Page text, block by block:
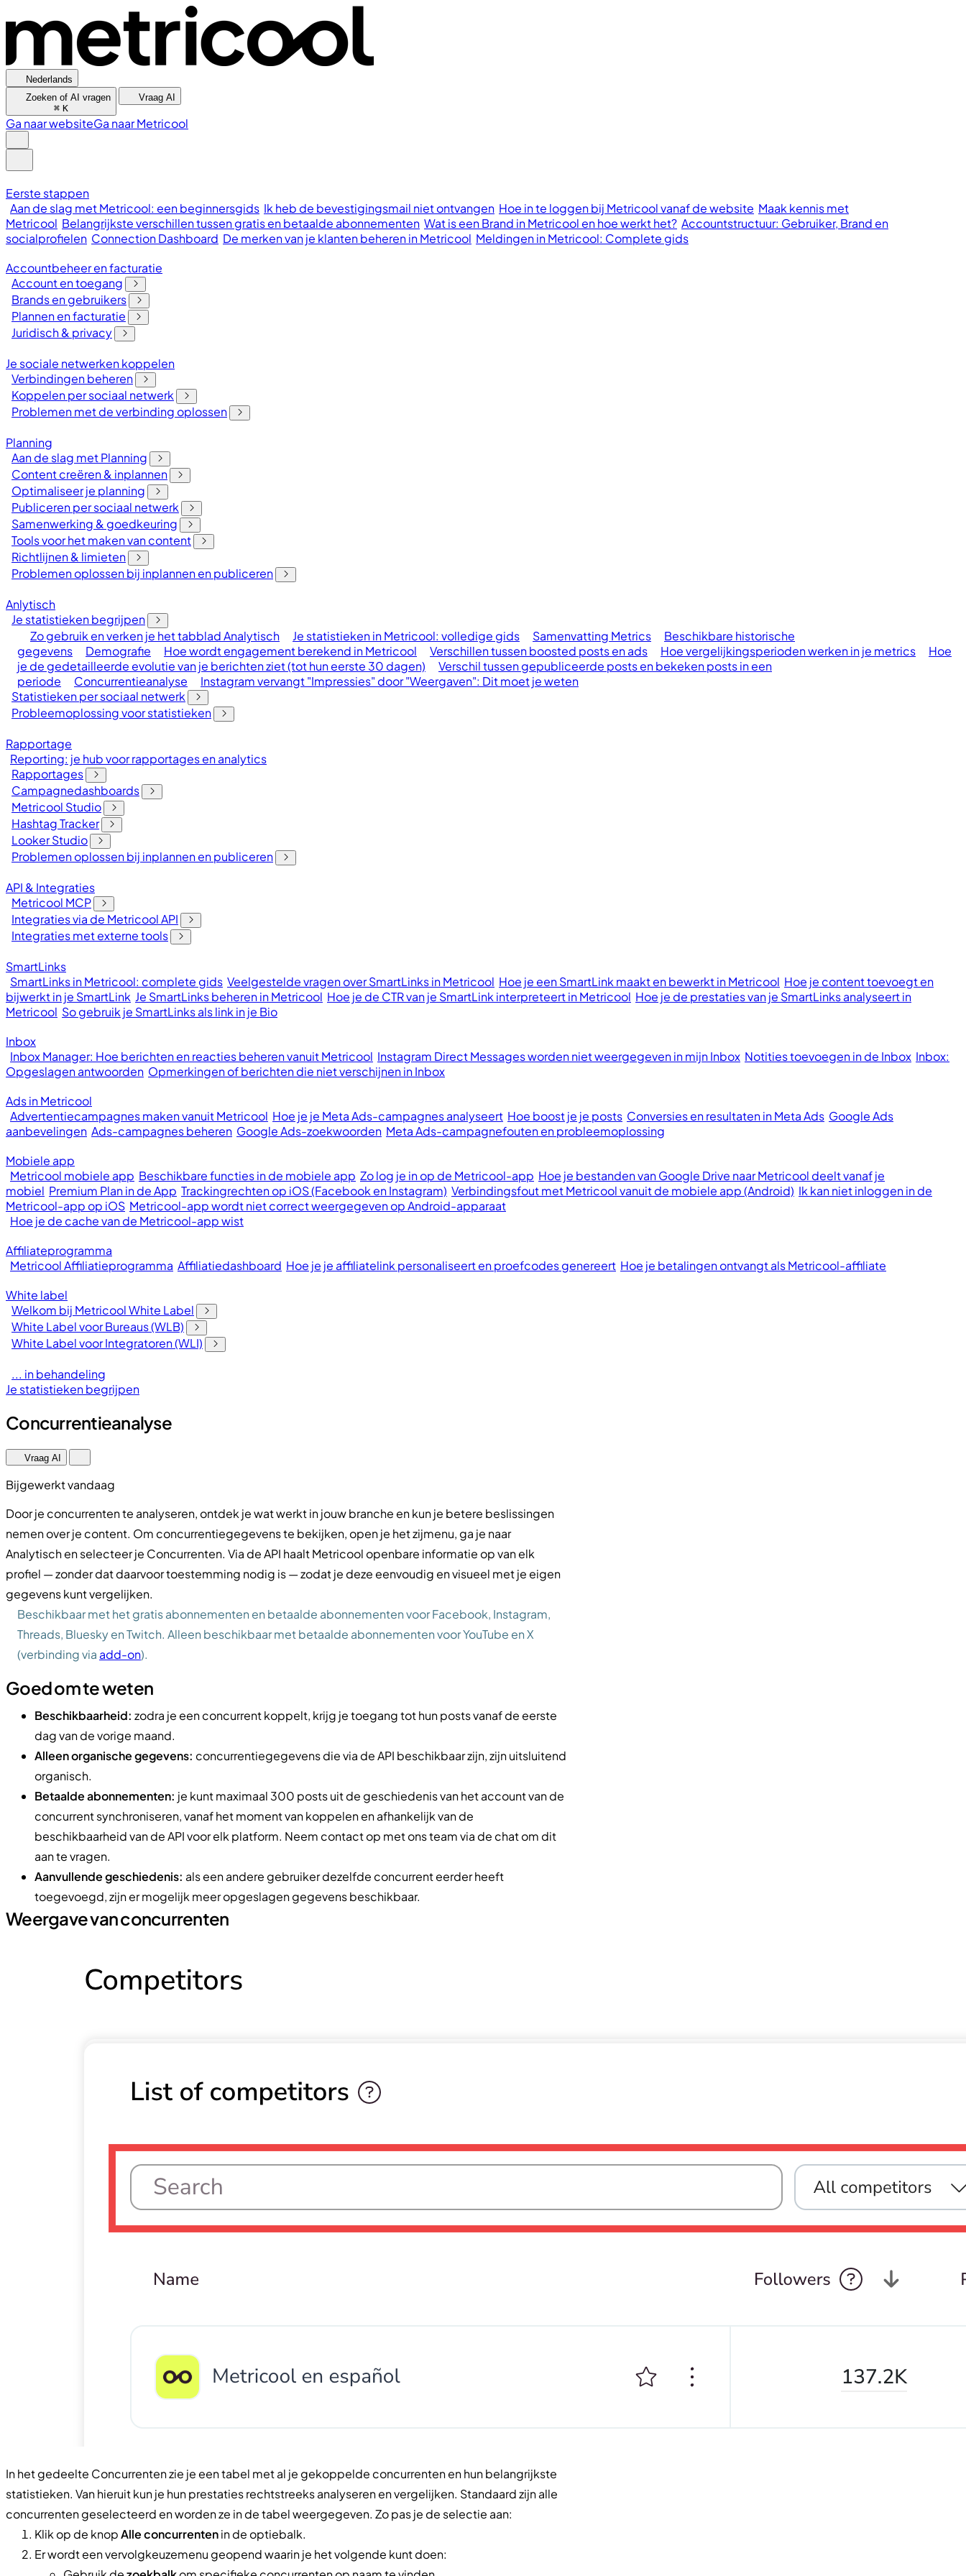
Nederlands
Zoeken of AI vragen
⌘ K
Vraag AI
Ga naar websiteGa naar Metricool
Eerste stappen
Aan de slag met Metricool: een beginnersgids Ik heb de bevestigingsmail niet ontvangen Hoe in te loggen bij Metricool vanaf de website Maak kennis met
Metricool Belangrijkste verschillen tussen gratis en betaalde abonnementen Wat is een Brand in Metricool en hoe werkt het? Accountstructuur: Gebruiker, Brand en
socialprofielen Connection Dashboard De merken van je klanten beheren in Metricool Meldingen in Metricool: Complete gids
Accountbeheer en facturatie
Account en toegang
Brands en gebruikers
Plannen en facturatie
Juridisch & privacy
Je sociale netwerken koppelen
Verbindingen beheren
Koppelen per sociaal netwerk
Problemen met de verbinding oplossen
Planning
Aan de slag met Planning
Content creëren & inplannen
Optimaliseer je planning
Publiceren per sociaal netwerk
Samenwerking & goedkeuring
Tools voor het maken van content
Richtlijnen & limieten
Problemen oplossen bij inplannen en publiceren
Anlytisch
Je statistieken begrijpen
Zo gebruik en verken je het tabblad Analytisch
Je statistieken in Metricool: volledige gids Samenvatting Metrics
Beschikbare historische
gegevens
Demografie Hoe wordt engagement berekend in Metricool Verschillen tussen boosted posts en ads Hoe vergelijkingsperioden werken in je metrics
Hoe
je de gedetailleerde evolutie van je berichten ziet (tot hun eerste 30 dagen)
Verschil tussen gepubliceerde posts en bekeken posts in een
periode
Concurrentieanalyse
Instagram vervangt "Impressies" door "Weergaven": Dit moet je weten
Statistieken per sociaal netwerk
Probleemoplossing voor statistieken
Rapportage
Reporting: je hub voor rapportages en analytics
Rapportages
Campagnedashboards
Metricool Studio
Hashtag Tracker
Looker Studio
Problemen oplossen bij inplannen en publiceren
API & Integraties
Metricool MCP
Integraties via de Metricool API
Integraties met externe tools
SmartLinks
SmartLinks in Metricool: complete gids Veelgestelde vragen over SmartLinks in Metricool Hoe je een SmartLink maakt en bewerkt in Metricool Hoe je content toevoegt en
bijwerkt in je SmartLink Je SmartLinks beheren in Metricool Hoe je de CTR van je SmartLink interpreteert in Metricool Hoe je de prestaties van je SmartLinks analyseert in
Metricool So gebruik je SmartLinks als link in je Bio
Inbox
Inbox Manager: Hoe berichten en reacties beheren vanuit Metricool Instagram Direct Messages worden niet weergegeven in mijn Inbox Notities toevoegen in de Inbox Inbox:
Opgeslagen antwoorden Opmerkingen of berichten die niet verschijnen in Inbox
Ads in Metricool
Advertentiecampagnes maken vanuit Metricool Hoe je je Meta Ads-campagnes analyseert Hoe boost je je posts Conversies en resultaten in Meta Ads Google Ads
aanbevelingen Ads-campagnes beheren Google Ads-zoekwoorden Meta Ads-campagnefouten en probleemoplossing
Mobiele app
Metricool mobiele app Beschikbare functies in de mobiele app Zo log je in op de Metricool-app Hoe je bestanden van Google Drive naar Metricool deelt vanaf je
mobiel Premium Plan in de App Trackingrechten op iOS (Facebook en Instagram) Verbindingsfout met Metricool vanuit de mobiele app (Android) Ik kan niet inloggen in de
Metricool-app op iOS Metricool-app wordt niet correct weergegeven op Android-apparaat
Hoe je de cache van de Metricool-app wist
Affiliateprogramma
Metricool Affiliatieprogramma Affiliatiedashboard Hoe je je affiliatelink personaliseert en proefcodes genereert Hoe je betalingen ontvangt als Metricool-affiliate
White label
Welkom bij Metricool White Label
White Label voor Bureaus (WLB)
White Label voor Integratoren (WLI)
... in behandeling
Je statistieken begrijpen
Concurrentieanalyse
Vraag AI
Bijgewerkt vandaag
Door je concurrenten te analyseren, ontdek je wat werkt in jouw branche en kun je betere beslissingen
nemen over je content. Om concurrentiegegevens te bekijken, open je het zijmenu, ga je naar
Analytisch en selecteer je Concurrenten. Via de API haalt Metricool openbare informatie op van elk
profiel — zonder dat daarvoor toestemming nodig is — zodat je deze eenvoudig en visueel met je eigen
gegevens kunt vergelijken.
Beschikbaar met het gratis abonnementen en betaalde abonnementen voor Facebook, Instagram,
Threads, Bluesky en Twitch. Alleen beschikbaar met betaalde abonnementen voor YouTube en X
(verbinding via add-on).
Goed om te weten
Beschikbaarheid: zodra je een concurrent koppelt, krijg je toegang tot hun posts vanaf de eerste
dag van de vorige maand.
Alleen organische gegevens: concurrentiegegevens die via de API beschikbaar zijn, zijn uitsluitend
organisch.
Betaalde abonnementen: je kunt maximaal 300 posts uit de geschiedenis van het account van de
concurrent synchroniseren, vanaf het moment van koppelen en afhankelijk van de
beschikbaarheid van de API voor elk platform. Neem contact op met ons team via de chat om dit
aan te vragen.
Aanvullende geschiedenis: als een andere gebruiker dezelfde concurrent eerder heeft
toegevoegd, zijn er mogelijk meer opgeslagen gegevens beschikbaar.
Weergave van concurrenten
In het gedeelte Concurrenten zie je een tabel met al je gekoppelde concurrenten en hun belangrijkste
statistieken. Van hieruit kun je hun prestaties rechtstreeks analyseren en vergelijken. Standaard zijn alle
concurrenten geselecteerd en worden ze in de tabel weergegeven. Zo pas je de selectie aan:
Klik op de knopAlle concurrentenin de optiebalk.
Er wordt een vervolgkeuzemenu geopend waarin je het volgende kunt doen: